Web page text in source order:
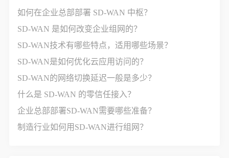
如何在企业总部部署 SD-WAN 中枢？
SD-WAN 是如何改变企业组网的？
SD-WAN技术有哪些特点，适用哪些场景？
SD-WAN是如何优化云应用访问的？
SD-WAN的网络切换延迟一般是多少？
什么是 SD-WAN 的零信任接入？
企业总部部署SD-WAN需要哪些准备？
制造行业如何用SD-WAN进行组网？